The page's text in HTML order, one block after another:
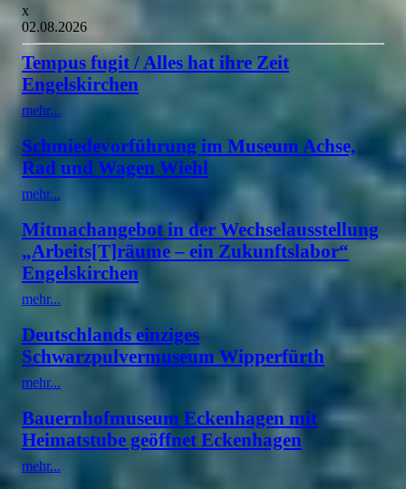
x
02.08.2026
Tempus fugit / Alles hat ihre Zeit
Engelskirchen
mehr...
Schmiedevorführung im Museum Achse,
Rad und Wagen Wiehl
mehr...
Mitmachangebot in der Wechselausstellung
„Arbeits[T]räume – ein Zukunftslabor“
Engelskirchen
mehr...
Deutschlands einziges
Schwarzpulvermuseum Wipperfürth
mehr...
Bauernhofmuseum Eckenhagen mit
Heimatstube geöffnet Eckenhagen
mehr...